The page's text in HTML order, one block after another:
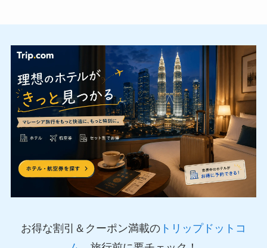
お得な割引＆クーポン満載の トリップドットコ